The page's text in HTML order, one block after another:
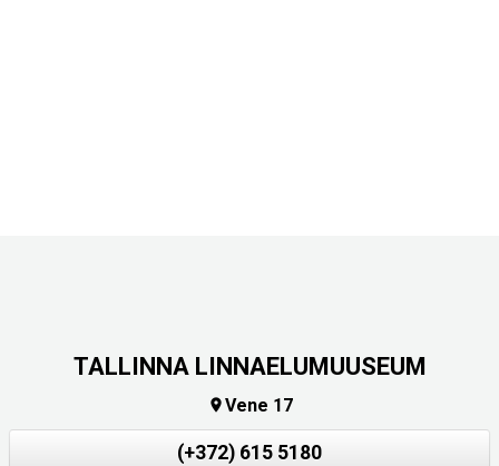
TALLINNA LINNAELUMUUSEUM
Vene 17
(+372) 615 5180